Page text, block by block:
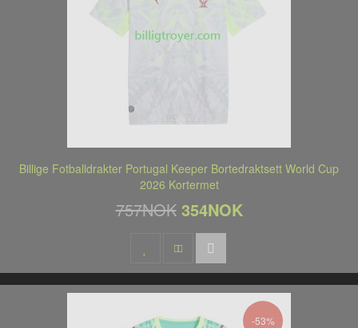
Billige Fotballdrakter Portugal Keeper Bortedraktsett World Cup
2026 Kortermet
757NOK 354NOK
-53%